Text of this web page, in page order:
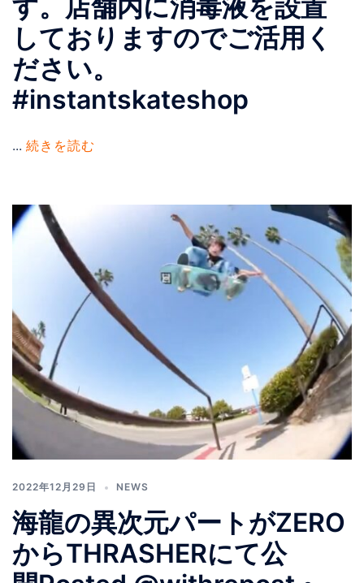
す。店舗内に消毒液を設置
しておりますのでご活用く
ださい。
#instantskateshop
... 続きを読む
2022年12月29日 NEWS
海龍の異次元パートがZERO
からTHRASHERにて公